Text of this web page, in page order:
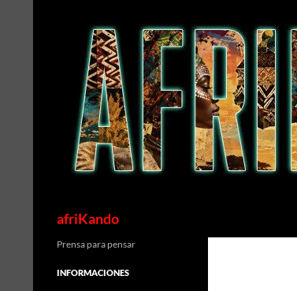
afriKando
Prensa para pensar
INFORMACIONES